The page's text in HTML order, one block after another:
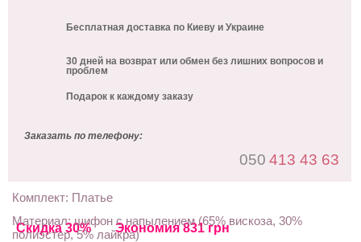
Скидка 30% Экономия 831 грн
Бесплатная доставка по Киеву и Украине
30 дней на возврат или обмен без лишних вопросов и
проблем
Подарок к каждому заказу
Заказать по телефону:
050 413 43 63
Комплект: Платье
Материал: шифон с напылением (65% вискоза, 30%
полиэстер, 5% лайкра)